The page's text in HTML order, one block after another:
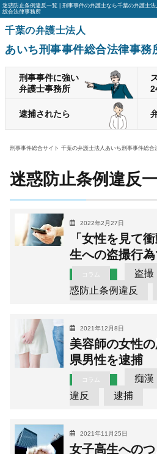
迷惑防止条例違反一覧 | 刑事事件の弁護士なら千葉の弁護士
総合法律事務所
千葉の弁護士法人
あいち刑事事件総合法律事務
刑事事件に強い
弁護士事務所
逮捕されたら
刑事事件総合サイト 千葉の弁護士法人あいち刑事事件総
迷惑防止条例違反
2022年2月27日
「女性を見て
生への盗撮行
コラム 盗撮
惑防止条例違反
2021年12月8日
美容師の女性
県男性を逮捕
コラム 痴漢
違反
逮捕
2021年11月25日
女子高生への